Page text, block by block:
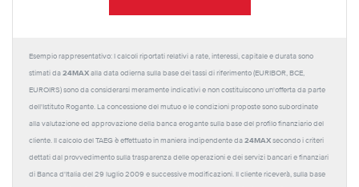
Esempio rappresentativo: I calcoli riportati relativi a rate, interessi, capitale e durata sono
stimati da 24MAX alla data odierna sulla base dei tassi di riferimento (EURIBOR, BCE,
EUROIRS) sono da considerarsi meramente indicativi e non costituiscono un'offerta da parte
dell'Istituto Rogante. La concessione del mutuo e le condizioni proposte sono subordinate
alla valutazione ed approvazione della banca erogante sulla base del profilo finanziario del
cliente. Il calcolo del TAEG è effettuato in maniera indipendente da 24MAX secondo i criteri
dettati dal provvedimento sulla trasparenza delle operazioni e dei servizi bancari e finanziari
di Banca d'Italia del 29 luglio 2009 e successive modificazioni. Il cliente riceverà, sulla base